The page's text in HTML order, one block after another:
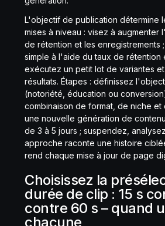
L'objectif de publication détermine
mises à niveau : visez à augmenter
de rétention et les enregistrements
simple à l'aide du taux de rétention
exécutez un petit lot de variantes
résultats. Étapes : définissez
(notoriété, éducation ou
combinaison de format, de niche
une nouvelle génération de
de 3 à 5 jours ; suspendez,
approche raconte une histoire
rend chaque mise à jour de page
Choisissez la
durée de clip : 15 s
contre 60 s – quand
chacune